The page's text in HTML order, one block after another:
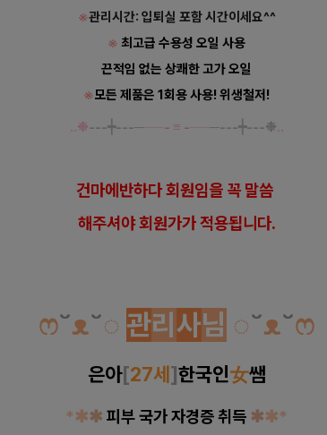
※관리시간: 입퇴실 포함 시간이세요^^
※ 최고급 수용성 오일 사용
끈적임 없는 상쾌한 고가 오일
※모든 제품은 1회용 사용! 위생철저!
‥❉---┿---───- ≡ -───---┿---❉‥
건마에반하다 회원임을 꼭 말씀
해주셔야 회원가가 적용됩니다.
ෆ˘ᴥ˘◌ 관리 사님 ◌˘ᴥ˘ෆ
은아[27세]한국인女쌤
*✱✱ 피부 국가 자경증 취득 ✱✱*